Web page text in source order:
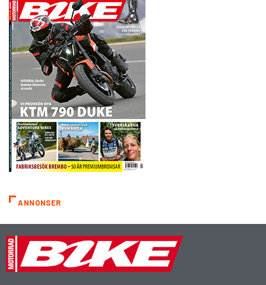
ANNONSER